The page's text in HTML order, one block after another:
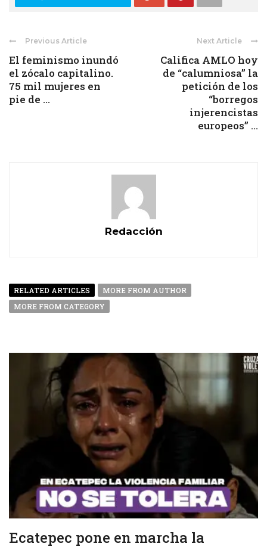
Previous Article
El feminismo inundó
el zócalo capitalino.
75 mil mujeres en
pie de ...
Next Article
Califica AMLO hoy
de “calumniosa” la
petición de los
“borregos
injerencistas
europeos” ...
Redacción
RELATED ARTICLES
MORE FROM AUTHOR
MORE FROM CATEGORY
Ecatepec pone en marcha la